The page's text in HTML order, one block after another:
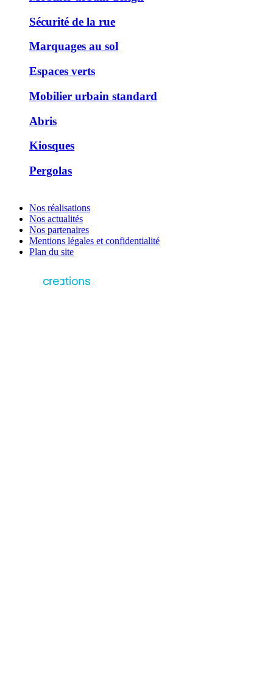
Sécurité de la rue
Marquages au sol
Espaces verts
Mobilier urbain standard
Abris
Kiosques
Pergolas
Nos réalisations
Nos actualités
Nos partenaires
Mentions légales et confidentialité
Plan du site